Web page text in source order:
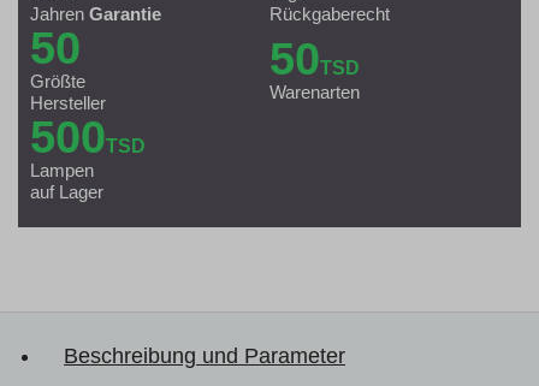
Jahren Garantie
Rückgaberecht
50
Größte
Hersteller
50TSD
Warenarten
500TSD
Lampen
auf Lager
Beschreibung und Parameter